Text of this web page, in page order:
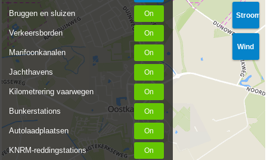
Bruggen en sluizen
Verkeersborden
Marifoonkanalen
Jachthavens
Kilometrering vaarwegen
Bunkerstations
Autolaadplaatsen
KNRM-reddingstations
Stroom
Wind